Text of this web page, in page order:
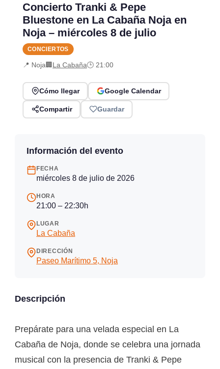
Concierto Tranki & Pepe
Bluestone en La Cabaña Noja en
Noja – miércoles 8 de julio
CONCIERTOS
📍 Noja🏢La Cabaña🕒 21:00
Cómo llegar Google Calendar
Compartir Guardar
Información del evento
FECHA
miércoles 8 de julio de 2026
HORA
21:00 – 22:30h
LUGAR
La Cabaña
DIRECCIÓN
Paseo Marítimo 5, Noja
Descripción
Prepárate para una velada especial en La
Cabaña de Noja, donde se celebra una jornada
musical con la presencia de Tranki & Pepe